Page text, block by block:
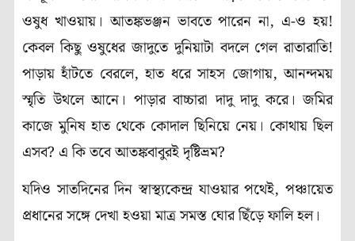
ওষুধ খাওয়ায়। আতঙ্কভঞ্জন ভাবতে পারেন না, এ-ও হয়!
কেবল কিছু ওষুধের জাদুতে দুনিয়াটা বদলে গেল রাতারাতি!
পাড়ায় হাঁটতে বেরলে, হাত ধরে সাহস জোগায়, আনন্দময়
স্মৃতি উথলে আনে। পাড়ার বাচ্চারা দাদু দাদু করে। জমির
কাজে মুনিষ হাত থেকে কোদাল ছিনিয়ে নেয়। কোথায় ছিল
এসব? এ কি তবে আতঙ্কবাবুরই দৃষ্টিভ্রম?
যদিও সাতদিনের দিন স্বাস্থ্যকেন্দ্র যাওয়ার পথেই, পঞ্চায়েত
প্রধানের সঙ্গে দেখা হওয়া মাত্র সমস্ত ঘোর ছিঁড়ে ফালি হল।